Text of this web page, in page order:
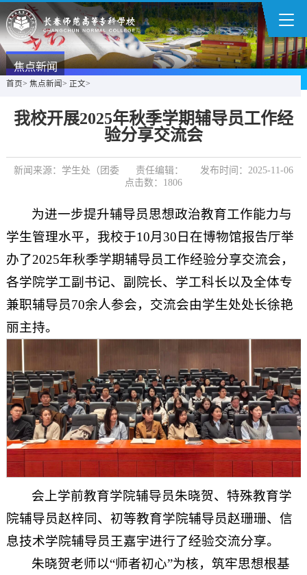
首页> 焦点新闻 > 正文>
焦点新闻
我校开展2025年秋季学期辅导员工作经
验分享交流会
新闻来源：学生处（团委 责任编辑：
发布时间：2025-11-06
点击数： 1806
为进一步提升辅导员思想政治教育工作能力与
学生管理水平，我校于10月30日在博物馆报告厅举
办了2025年秋季学期辅导员工作经验分享交流会，
各学院学工副书记、副院长、学工科长以及全体专
兼职辅导员70余人参会，交流会由学生处处长徐艳
丽主持。
会上学前教育学院辅导员朱晓贺、特殊教育学
院辅导员赵梓同、初等教育学院辅导员赵珊珊、信
息技术学院辅导员王嘉宇进行了经验交流分享。
朱晓贺老师以“师者初心”为核，筑牢思想根基